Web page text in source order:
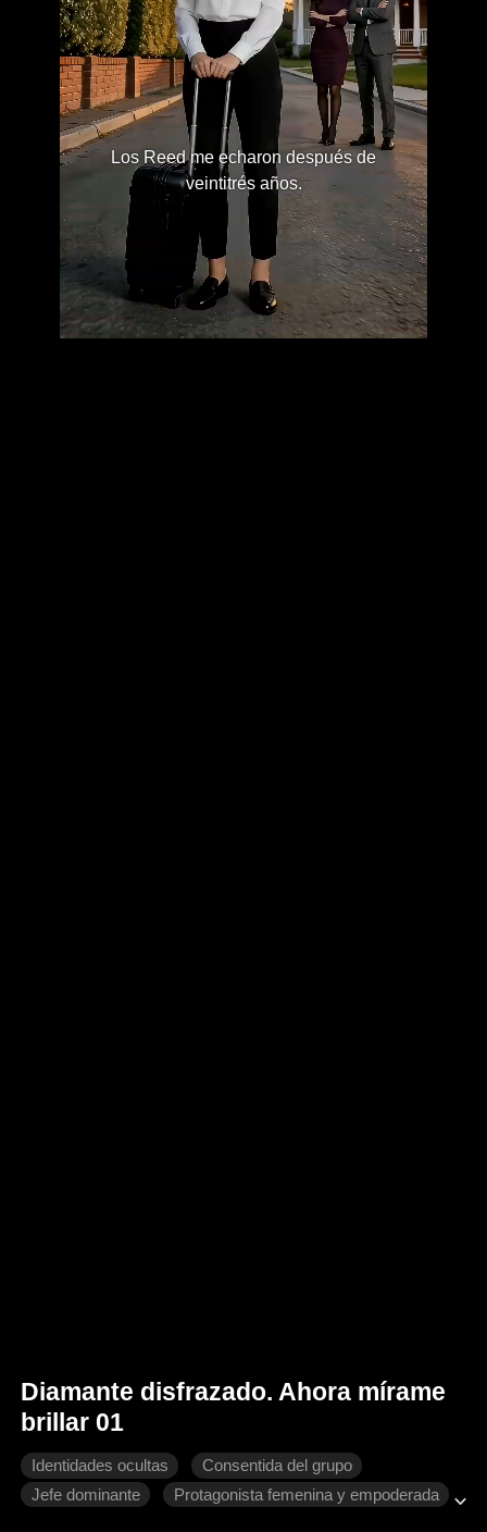
Los Reed me echaron después de
veintitrés años.
Diamante disfrazado. Ahora mírame
brillar 01
Identidades ocultas
Consentida del grupo
Jefe dominante
Protagonista femenina y empoderada